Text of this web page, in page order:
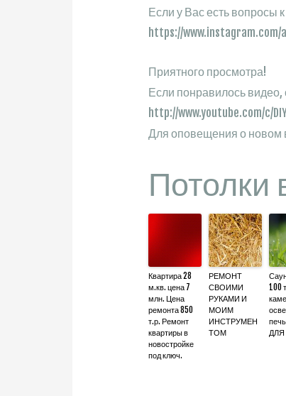
Если у Вас есть вопросы
https://www.instagram.com/
Приятного просмотра!
Если понравилось видео,
http://www.youtube.com/c/
Для оповещения о новом
Потолки
Квартира 28
м.кв. цена 7
млн. Цена
ремонта 850
т.р. Ремонт
квартиры в
новостройке
под ключ.
РЕМОНТ
СВОИМИ
РУКАМИ И
МОИМ
ИНСТРУМЕН
ТОМ
100
ДЛЯ